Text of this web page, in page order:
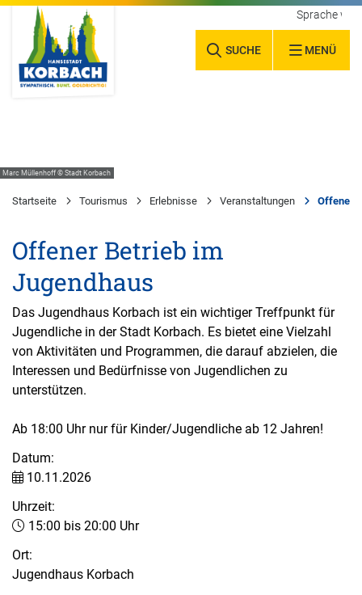
SUCHE MENÜ
Sprache
Marc Müllenhoff © Stadt Korbach
Startseite Tourismus Erlebnisse Veranstaltungen Offener
Offener Betrieb im
Jugendhaus
Das Jugendhaus Korbach ist ein wichtiger Treffpunkt für
Jugendliche in der Stadt Korbach. Es bietet eine Vielzahl
von Aktivitäten und Programmen, die darauf abzielen, die
Interessen und Bedürfnisse von Jugendlichen zu
unterstützen.
Ab 18:00 Uhr nur für Kinder/Jugendliche ab 12 Jahren!
Datum:
10.11.2026
Uhrzeit:
15:00 bis 20:00 Uhr
Ort:
Jugendhaus Korbach